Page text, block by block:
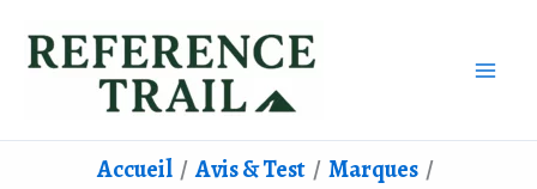
Accueil Avis & Test
Marques